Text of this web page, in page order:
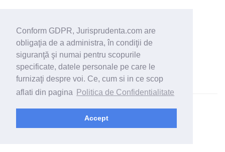
Conform GDPR, Jurisprudenta.com are
obligaţia de a administra, în condiţii de
siguranţă şi numai pentru scopurile
specificate, datele personale pe care le
furnizaţi despre voi. Ce, cum si in ce scop
aflati din pagina
Politica de Confidentialitate
Accept
© 2026 - Jurisprudenta.com -Cautare-Termeni si conditii